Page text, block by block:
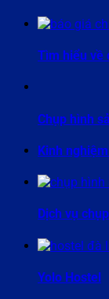
Tìm hiểu về
Chụp hình
Kinh
Dịch vụ
Yolo Hostel